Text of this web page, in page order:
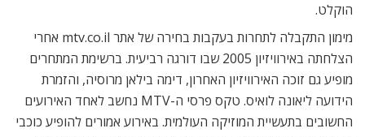
הוקלט.
מימון התקבלה לתחרות בעקבות בחירה של אתר mtv.co.il אחרי
הצלחתה באירוויזיון 2005 שבו דורגה רביעית. ברשימת המתחרים
מופיע גם זוכה האירוויזיון האחרון, דימה בילאן מרוסיה, והזמרת
הידועה ליאונה לואיס. טקס פרסי ה-MTV נחשב לאחד האירועים
החשובים בתעשיית המוזיקה העולמית. באירוע אמורים להופיע כוכבי